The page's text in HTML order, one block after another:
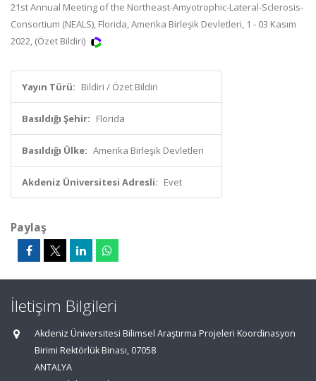
21st Annual Meeting of the Northeast-Amyotrophic-Lateral-Sclerosis-
Consortium (NEALS), Florida, Amerika Birleşik Devletleri, 1 - 03 Kasım
2022, (Özet Bildiri)
Yayın Türü: Bildiri / Özet Bildiri
Basıldığı Şehir: Florida
Basıldığı Ülke: Amerika Birleşik Devletleri
Akdeniz Üniversitesi Adresli: Evet
Paylaş
İletişim Bilgileri
Akdeniz Üniversitesi Bilimsel Araştırma Projeleri Koordinasyon
Birimi Rektörlük Binası, 07058
ANTALYA